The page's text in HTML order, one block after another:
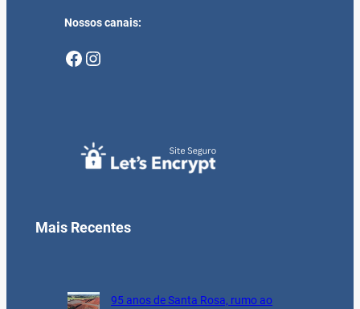
Nossos canais:
Facebook Instagram
Mais Recentes
95 anos de Santa Rosa, rumo ao